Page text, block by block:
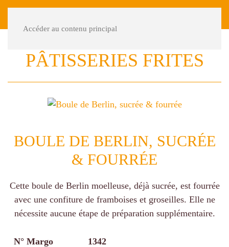
Accéder au contenu principal
PÂTISSERIES FRITES
BOULE DE BERLIN, SUCRÉE
& FOURRÉE
Cette boule de Berlin moelleuse, déjà sucrée, est fourrée
avec une confiture de framboises et groseilles. Elle ne
nécessite aucune étape de préparation supplémentaire.
N° Margo
1342